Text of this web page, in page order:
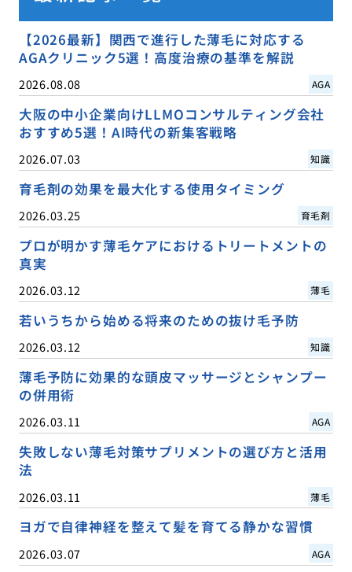
【2026最新】関西で進行した薄毛に対応する
AGAクリニック5選！高度治療の基準を解説
2026.08.08 AGA
大阪の中小企業向けLLMOコンサルティング会社
おすすめ5選！AI時代の新集客戦略
2026.07.03 知識
育毛剤の効果を最大化する使用タイミング
2026.03.25 育毛剤
プロが明かす薄毛ケアにおけるトリートメントの
真実
2026.03.12 薄毛
若いうちから始める将来のための抜け毛予防
2026.03.12 知識
薄毛予防に効果的な頭皮マッサージとシャンプー
の併用術
2026.03.11 AGA
失敗しない薄毛対策サプリメントの選び方と活用
法
2026.03.11 薄毛
ヨガで自律神経を整えて髪を育てる静かな習慣
2026.03.07 AGA